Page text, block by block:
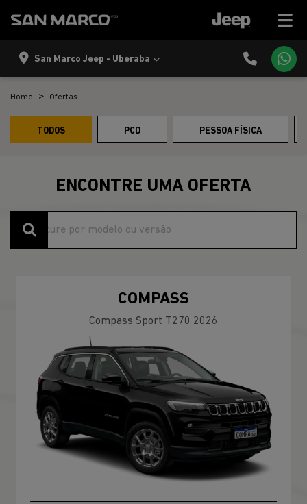
San Marco Jeep - Uberaba
Home Ofertas
TODOS PCD PESSOA FÍSICA
ENCONTRE UMA OFERTA
COMPASS
Compass Sport T270 2026